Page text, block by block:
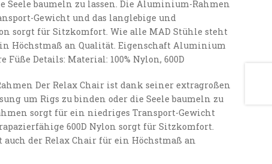
Seele baumeln zu lassen. Die Aluminium-Rahmen
Gewicht und das langlebige und
sorgt für Sitzkomfort. Wie alle MAD Stühle steht
Höchstmaß an Qualität. Eigenschaft Aluminium
Füße Details: Material: 100% Nylon, 600D
Der Relax Chair ist dank seiner extragroßen
um Rigs zu binden oder die Seele baumeln zu
sorgt für ein niedriges Transport-Gewicht
600D Nylon sorgt für Sitzkomfort.
der Relax Chair für ein Höchstmaß an